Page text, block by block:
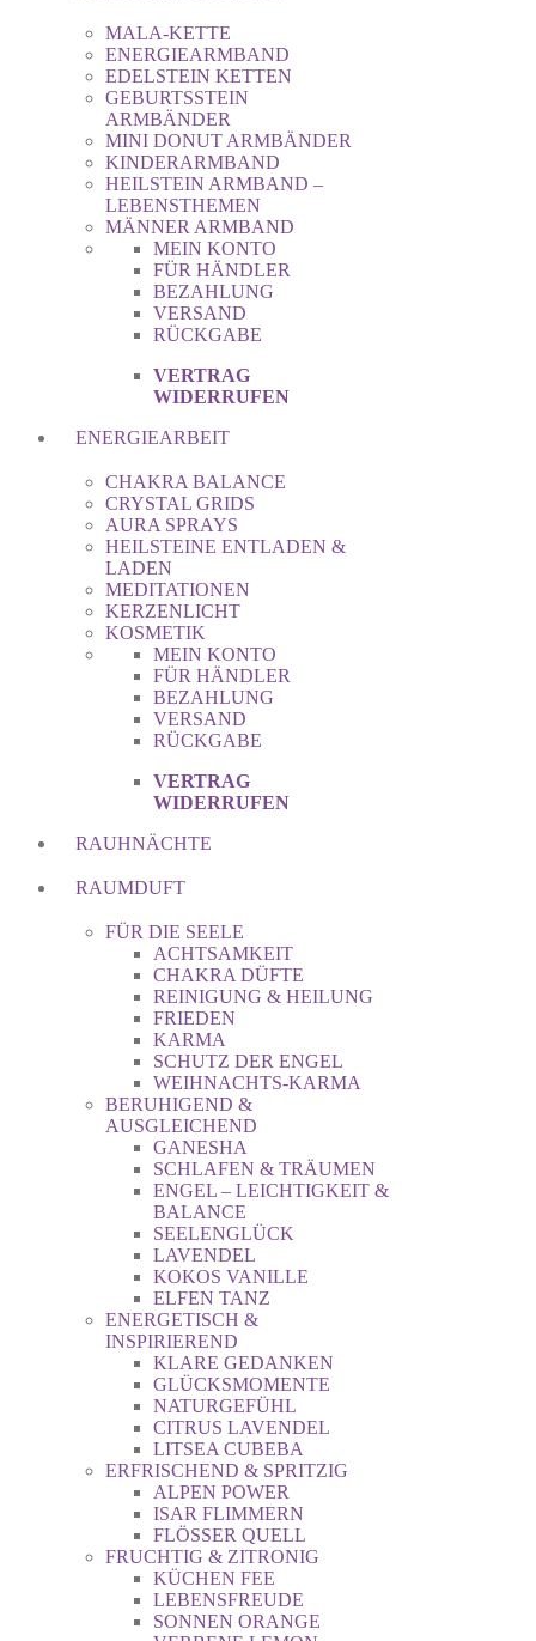
MALA-KETTE
ENERGIEARMBAND
EDELSTEIN KETTEN
GEBURTSSTEIN
ARMBÄNDER
MINI DONUT ARMBÄNDER
KINDERARMBAND
HEILSTEIN ARMBAND –
LEBENSTHEMEN
MÄNNER ARMBAND
MEIN KONTO
FÜR HÄNDLER
BEZAHLUNG
VERSAND
RÜCKGABE
VERTRAG
WIDERRUFEN
ENERGIEARBEIT
CHAKRA BALANCE
CRYSTAL GRIDS
AURA SPRAYS
HEILSTEINE ENTLADEN &
LADEN
MEDITATIONEN
KERZENLICHT
KOSMETIK
MEIN KONTO
FÜR HÄNDLER
BEZAHLUNG
VERSAND
RÜCKGABE
VERTRAG
WIDERRUFEN
RAUHNÄCHTE
RAUMDUFT
FÜR DIE SEELE
ACHTSAMKEIT
CHAKRA DÜFTE
REINIGUNG & HEILUNG
FRIEDEN
KARMA
SCHUTZ DER ENGEL
WEIHNACHTS-KARMA
BERUHIGEND &
AUSGLEICHEND
GANESHA
SCHLAFEN & TRÄUMEN
ENGEL – LEICHTIGKEIT &
BALANCE
SEELENGLÜCK
LAVENDEL
KOKOS VANILLE
ELFEN TANZ
ENERGETISCH &
INSPIRIEREND
KLARE GEDANKEN
GLÜCKSMOMENTE
NATURGEFÜHL
CITRUS LAVENDEL
LITSEA CUBEBA
ERFRISCHEND & SPRITZIG
ALPEN POWER
ISAR FLIMMERN
FLÖSSER QUELL
FRUCHTIG & ZITRONIG
KÜCHEN FEE
LEBENSFREUDE
SONNEN ORANGE